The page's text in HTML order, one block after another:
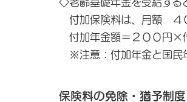
◇老齢基礎年金を受給する
付加保険料は、月額 ４０
付加年金額＝２００円×
※注意：付加年金と国民
保険料の免除・猶予制度